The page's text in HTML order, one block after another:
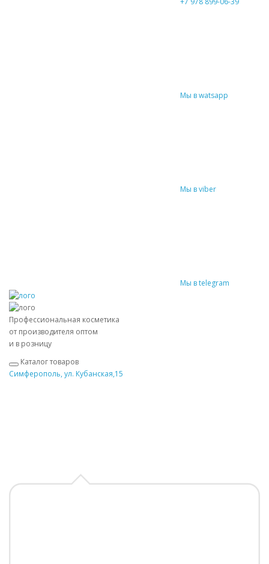
Мы в watsapp
Мы в viber
Мы в telegram
Профессиональная косметика
от производителя оптом
и в розницу
Каталог товаров
Симферополь, ул. Кубанская,15